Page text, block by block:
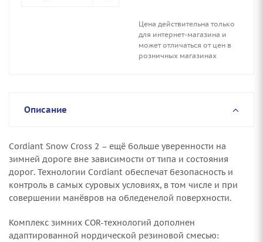
Цена действительна только
для интернет-магазина и
может отличаться от цен в
розничных магазинах
Описание
Cordiant Snow Cross 2 – ещё больше уверенности на
зимней дороге вне зависимости от типа и состояния
дорог. Технологии Cordiant обеспечат безопасность и
контроль в самых суровых условиях, в том числе и при
совершении манёвров на обледенелой поверхности.
Комплекс зимних COR-технологий дополнен
адаптированной нордической резиновой смесью: